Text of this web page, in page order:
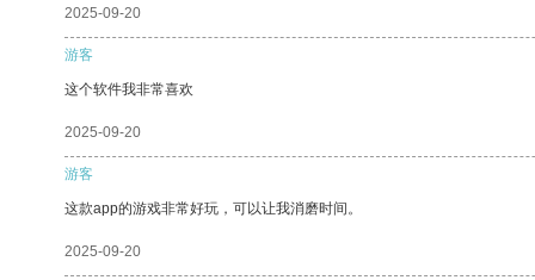
2025-09-20
游客
这个软件我非常喜欢
2025-09-20
游客
这款app的游戏非常好玩，可以让我消磨时间。
2025-09-20